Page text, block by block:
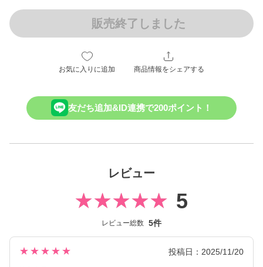
販売終了しました
お気に入りに追加 商品情報をシェアする
友だち追加&ID連携で200ポイント！
レビュー
5
レビュー総数 5件
★★★★★ 投稿日：2025/11/20